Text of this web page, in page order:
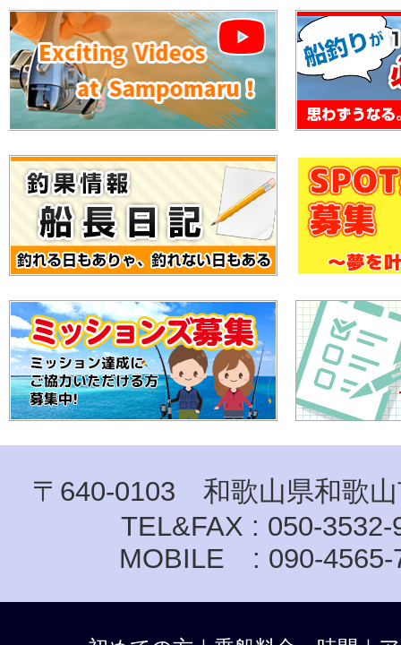
〒640-0103 和歌山県和歌山
TEL&FAX : 050-3532-
MOBILE : 090-4565-